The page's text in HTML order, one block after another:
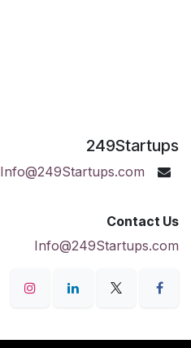
249Startups
Info@249Startups.com
Contact Us
Info@249Startups.com